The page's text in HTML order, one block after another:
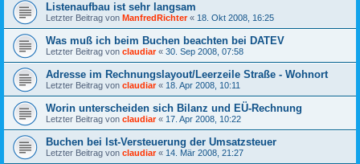
Listenaufbau ist sehr langsam
Letzter Beitrag von ManfredRichter« 18. Okt 2008, 16:25
Was muß ich beim Buchen beachten bei DATEV
Letzter Beitrag von claudiar« 30. Sep 2008, 07:58
Adresse im Rechnungslayout/Leerzeile Straße - Wohnort
Letzter Beitrag von claudiar« 18. Apr 2008, 10:11
Worin unterscheiden sich Bilanz und EÜ-Rechnung
Letzter Beitrag von claudiar« 17. Apr 2008, 10:22
Buchen bei Ist-Versteuerung der Umsatzsteuer
Letzter Beitrag von claudiar« 14. Mär 2008, 21:27